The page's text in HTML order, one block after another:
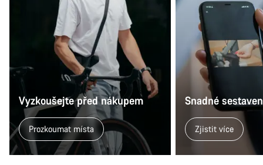
Vyzkoušejte před nákupem
Prozkoumat místa
Snadné
Zjistit více